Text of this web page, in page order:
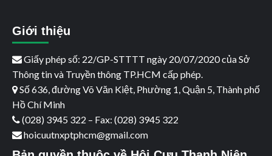
Giới thiệu
Giấy phép số: 22/GP-STTTT ngày 20/07/2020 của Sở
Thông tin và Truyền thông TP.HCM cấp phép.
Số 636, đường Võ Văn Kiệt, Phường 1, Quận 5, Thành phố
Hồ Chí Minh
(028) 3945 322 – Fax: (028) 3945 322
hoicuutnxptphcm@gmail.com